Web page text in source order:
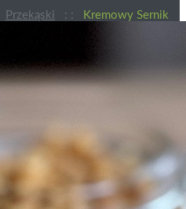
Przekąski : :
Kremowy Sernik
Gruszką I Kruszonką Owsianą